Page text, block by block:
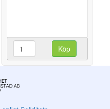
Köp